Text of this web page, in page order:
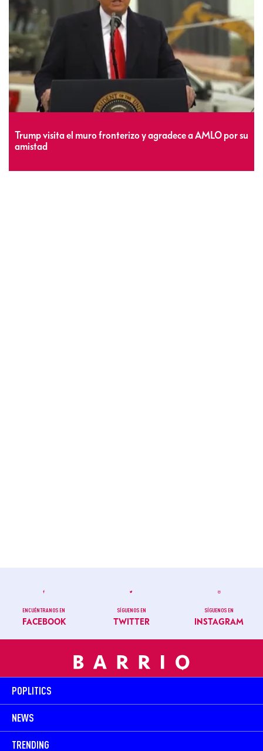
Trump visita el muro fronterizo y agradece a AMLO por su
amistad
ENCUÉNTRANOS EN
FACEBOOK
SÍGUENOS EN
TWITTER
SÍGUENOS EN
INSTAGRAM
POPLITICS
NEWS
TRENDING